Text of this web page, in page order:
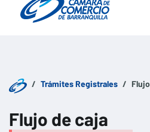
Trámites Registrales
Flujo de caja